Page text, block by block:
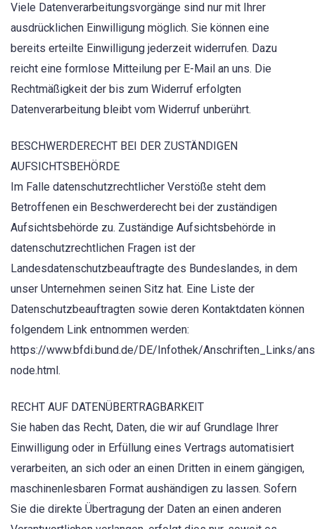
Viele Datenverarbeitungsvorgänge sind nur mit Ihrer
ausdrücklichen Einwilligung möglich. Sie können eine
bereits erteilte Einwilligung jederzeit widerrufen. Dazu
reicht eine formlose Mitteilung per E-Mail an uns. Die
Rechtmäßigkeit der bis zum Widerruf erfolgten
Datenverarbeitung bleibt vom Widerruf unberührt.
BESCHWERDERECHT BEI DER ZUSTÄNDIGEN
AUFSICHTSBEHÖRDE
Im Falle datenschutzrechtlicher Verstöße steht dem
Betroffenen ein Beschwerderecht bei der zuständigen
Aufsichtsbehörde zu. Zuständige Aufsichtsbehörde in
datenschutzrechtlichen Fragen ist der
Landesdatenschutzbeauftragte des Bundeslandes, in dem
unser Unternehmen seinen Sitz hat. Eine Liste der
Datenschutzbeauftragten sowie deren Kontaktdaten können
folgendem Link entnommen werden:
https://www.bfdi.bund.de/DE/Infothek/Anschriften_Links/
node.html.
RECHT AUF DATENÜBERTRAGBARKEIT
Sie haben das Recht, Daten, die wir auf Grundlage Ihrer
Einwilligung oder in Erfüllung eines Vertrags automatisiert
verarbeiten, an sich oder an einen Dritten in einem gängigen,
maschinenlesbaren Format aushändigen zu lassen. Sofern
Sie die direkte Übertragung der Daten an einen anderen